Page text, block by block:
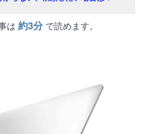
は 約3分 で読めます。